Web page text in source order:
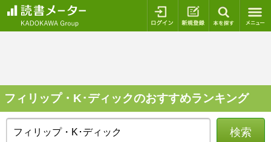
ログイン 新規登録
フィリップ・K･ディックのおすすめランキング
検索